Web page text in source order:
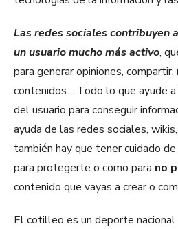
Las redes sociales contribuyen
un usuario mucho más activo,
para generar opiniones, compartir,
contenidos… Todo lo que ayude a
del usuario para conseguir
ayuda de las redes sociales,
también hay que tener cuidado
para protegerte o como para no
contenido que vayas a crear o
El cotilleo es un deporte